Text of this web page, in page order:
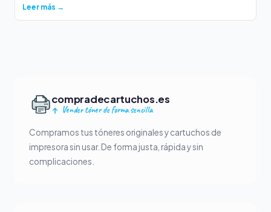
Leer más →
compradecartuchos.es
Vender tóner de forma sencilla
Compramos tus tóneres originales y cartuchos de
impresora sin usar. De forma justa, rápida y sin
complicaciones.